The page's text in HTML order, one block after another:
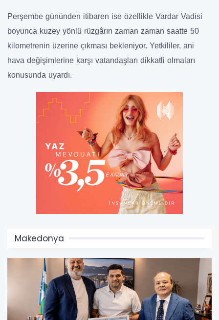
Perşembe gününden itibaren ise özellikle Vardar Vadisi
boyunca kuzey yönlü rüzgârın zaman zaman saatte 50
kilometrenin üzerine çıkması bekleniyor. Yetkililer, ani
hava değişimlerine karşı vatandaşları dikkatli olmaları
konusunda uyardı.
Makedonya